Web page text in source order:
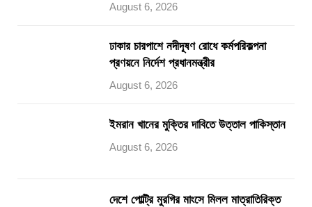
August 6, 2026
ঢাকার চারপাশে নদীদূষণ রোধে কর্মপরিকল্পনা
প্রণয়নে নির্দেশ প্রধানমন্ত্রীর
August 6, 2026
ইমরান খানের মুক্তির দাবিতে উত্তাল পাকিস্তান
August 6, 2026
দেশে পোল্ট্রি মুরগির মাংসে মিলল মাত্রাতিরিক্ত